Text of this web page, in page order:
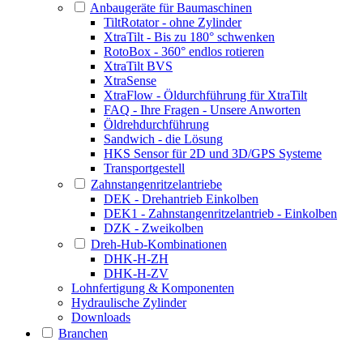
Anbaugeräte für Baumaschinen
TiltRotator - ohne Zylinder
XtraTilt - Bis zu 180° schwenken
RotoBox - 360° endlos rotieren
XtraTilt BVS
XtraSense
XtraFlow - Öldurchführung für XtraTilt
FAQ - Ihre Fragen - Unsere Anworten
Öldrehdurchführung
Sandwich - die Lösung
HKS Sensor für 2D und 3D/GPS Systeme
Transportgestell
Zahnstangenritzelantriebe
DEK - Drehantrieb Einkolben
DEK1 - Zahnstangenritzelantrieb - Einkolben
DZK - Zweikolben
Dreh-Hub-Kombinationen
DHK-H-ZH
DHK-H-ZV
Lohnfertigung & Komponenten
Hydraulische Zylinder
Downloads
Branchen